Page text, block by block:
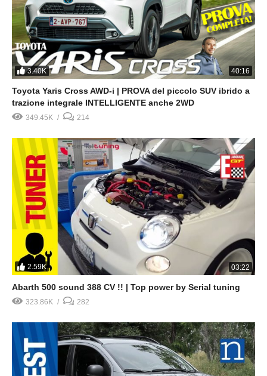
3.40K 40:16
Toyota Yaris Cross AWD-i | PROVA del piccolo SUV ibrido a
trazione integrale INTELLIGENTE anche 2WD
349.45K 214
2.59K 03:22
Abarth 500 sound 388 CV !! | Top power by Serial tuning
323.86K 282